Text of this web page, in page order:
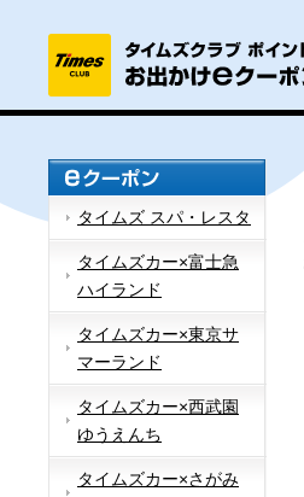
タイムズ スパ・レスタ
タイムズカー×富士急
ハイランド
タイムズカー×東京サ
マーランド
タイムズカー×西武園
ゆうえんち
タイムズカー×さがみ